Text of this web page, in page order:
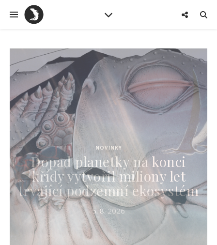
NOVINKY
Dopad planetky na konci
křídy vytvořil miliony let
trvající podzemní ekosystém
5. 8. 2026